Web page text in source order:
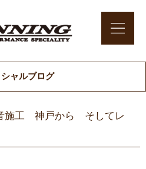
ャルブログ
施工 神戸から そしてレ